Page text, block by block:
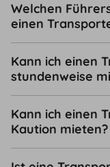
Welchen
einen
Kann ich einen
stundenweise
Kann ich einen
Kaution mieten?